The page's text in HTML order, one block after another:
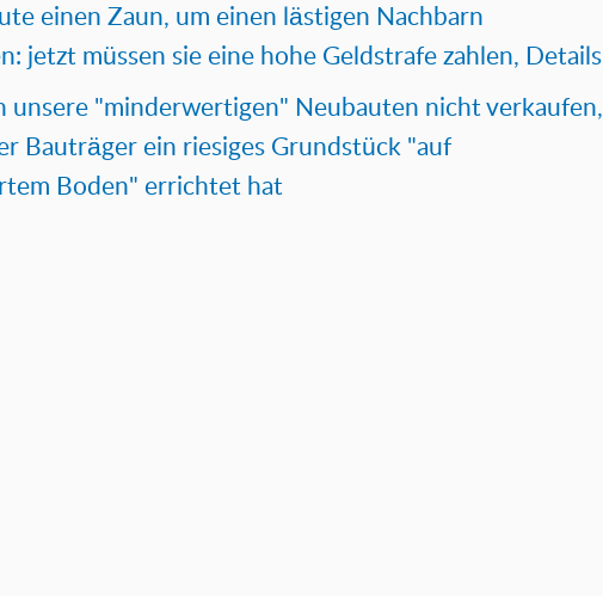
einen Zaun, um einen lästigen Nachbarn
jetzt müssen sie eine hohe Geldstrafe zahlen, Details
unsere "minderwertigen" Neubauten nicht verkaufen,
Bauträger ein riesiges Grundstück "auf
Boden" errichtet hat